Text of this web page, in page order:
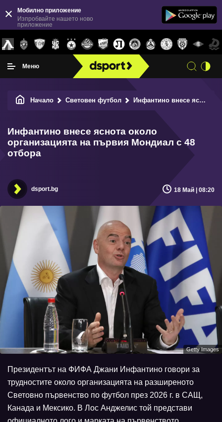
Мобилно приложение
Изпробвайте нашето ново
приложение
Меню
Начало Световен футбол Инфантино внесе яснота около организацията на първия Мондиал с 48 отбора
Инфантино внесе яснота около
организацията на първия Мондиал с 48
отбора
dsport.bg 18 Май | 08:20
Getty Images
Президентът на ФИФА Джани Инфантино говори за
трудностите около организацията на разширеното
Световно първенство по футбол през 2026 г. в САЩ,
Канада и Мексико. В Лос Анджелис той представи